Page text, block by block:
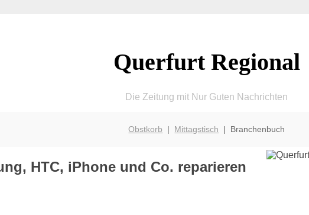
Querfurt Regional
Die Zeitung mit Nur Guten Nachrichten
Obstkorb | Mittagstisch | Branchenbuch
HTC, iPhone und Co. reparieren